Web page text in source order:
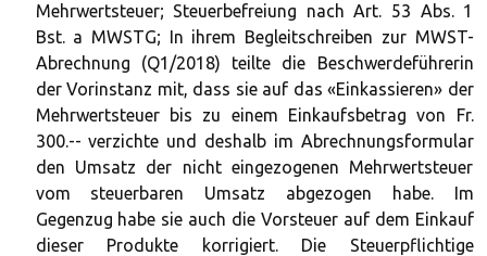
Mehrwertsteuer; Steuerbefreiung nach Art. 53 Abs. 1
Bst. a MWSTG; In ihrem Begleitschreiben zur MWST-
Abrechnung (Q1/2018) teilte die Beschwerdeführerin
der Vorinstanz mit, dass sie auf das «Einkassieren» der
Mehrwertsteuer bis zu einem Einkaufsbetrag von Fr.
300.-- verzichte und deshalb im Abrechnungsformular
den Umsatz der nicht eingezogenen Mehrwertsteuer
vom steuerbaren Umsatz abgezogen habe. Im
Gegenzug habe sie auch die Vorsteuer auf dem Einkauf
dieser Produkte korrigiert. Die Steuerpflichtige